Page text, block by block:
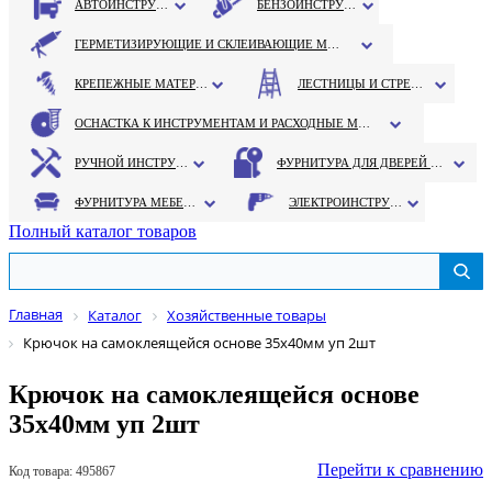
Полный каталог товаров
Главная Каталог
Хозяйственные товары
Крючок на самоклеящейся основе 35х40мм уп 2шт
Крючок на самоклеящейся основе
35х40мм уп 2шт
Код товара: 495867 Перейти к сравнению